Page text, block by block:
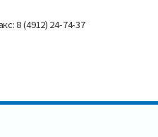
8 (4912) 24-74-37